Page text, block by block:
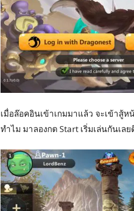
เมื่อล๊อคอินเข้าเกมมาแล้ว จะเข้าสู้ห
ทำไม มาลองกด Start เริ่มเล่นกันเลย